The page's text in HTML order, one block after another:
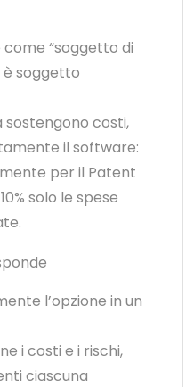
come “soggetto di
soggetto
sostengono costi,
il software:
per il Patent
solo le spese
l’opzione in un
i costi e i rischi,
ciascuna